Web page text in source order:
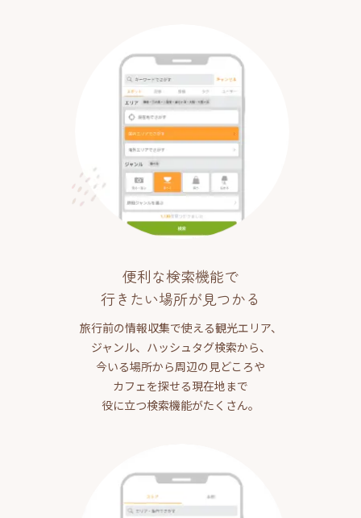
便利な検索機能で
行きたい場所が見つかる
旅行前の情報収集で使える観光エリア、
ジャンル、ハッシュタグ検索から、
今いる場所から周辺の見どころや
カフェを探せる現在地まで
役に立つ検索機能がたくさん。